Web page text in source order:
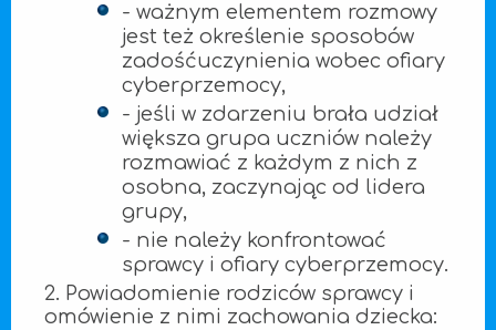
- ważnym elementem rozmowy
jest też określenie sposobów
zadośćuczynienia wobec ofiary
cyberprzemocy,
- jeśli w zdarzeniu brała udział
większa grupa uczniów należy
rozmawiać z każdym z nich z
osobna, zaczynając od lidera
grupy,
- nie należy konfrontować
sprawcy i ofiary cyberprzemocy.
2. Powiadomienie rodziców sprawcy i
omówienie z nimi zachowania dziecka: